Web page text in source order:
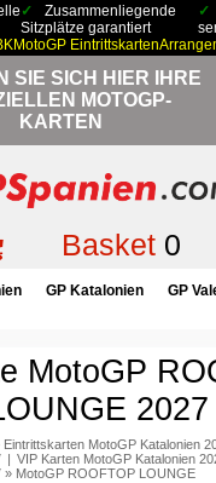
Zusammenliegende
Sitzplätze garantiert
MotoGP Eintrittskarten
SIE SICH HIER IHRE
MOTOGP-
KARTEN
Basket0
GP Katalonien GP
MotoGP
2027
Eintrittskarten MotoGP Katalonien
VIP Karten MotoGP Katalonien
» MotoGP ROOFTOP LOUNGE